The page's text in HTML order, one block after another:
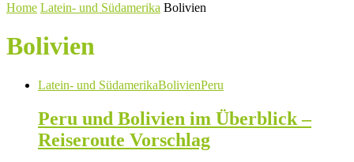
Home Latein- und Südamerika Bolivien
Bolivien
Latein- und SüdamerikaBolivienPeru
Peru und Bolivien im Überblick –
Reiseroute Vorschlag